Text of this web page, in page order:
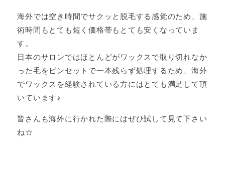
海外では空き時間でサクッと脱毛する感覚のため、施
術時間もとても短く価格帯もとても安くなっていま
す。
日本のサロンではほとんどがワックスで取り切れなか
った毛をピンセットで一本残らず処理するため、海外
でワックスを経験されている方にはとても満足して頂
いています♪
皆さんも海外に行かれた際にはぜひ試して見て下さい
ね☆